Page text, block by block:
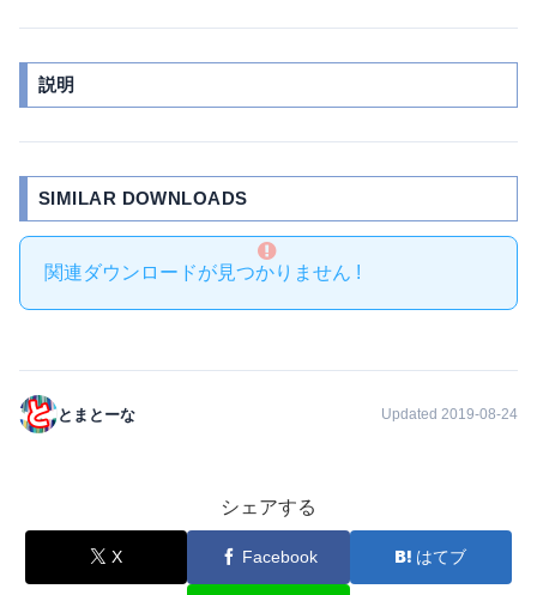
説明
SIMILAR DOWNLOADS
関連ダウンロードが見つかりません !
とまとーな Updated 2019-08-24
シェアする
X Facebook はてブ